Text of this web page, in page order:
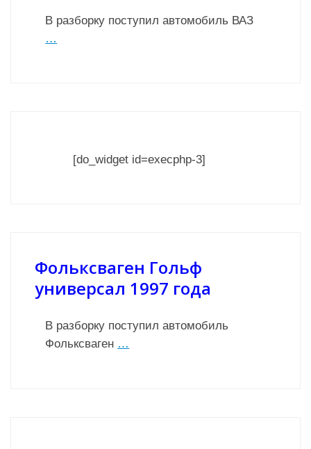
В разборку поступил автомобиль ВАЗ
…
[do_widget id=execphp-3]
Фольксваген Гольф
универсал 1997 года
В разборку поступил автомобиль
Фольксваген …